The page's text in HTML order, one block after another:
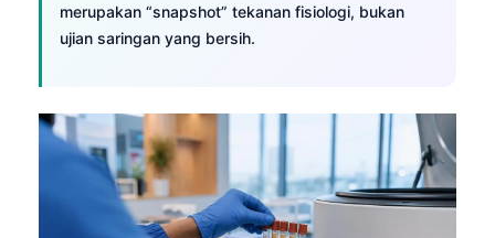
merupakan “snapshot” tekanan fisiologi, bukan
ujian saringan yang bersih.